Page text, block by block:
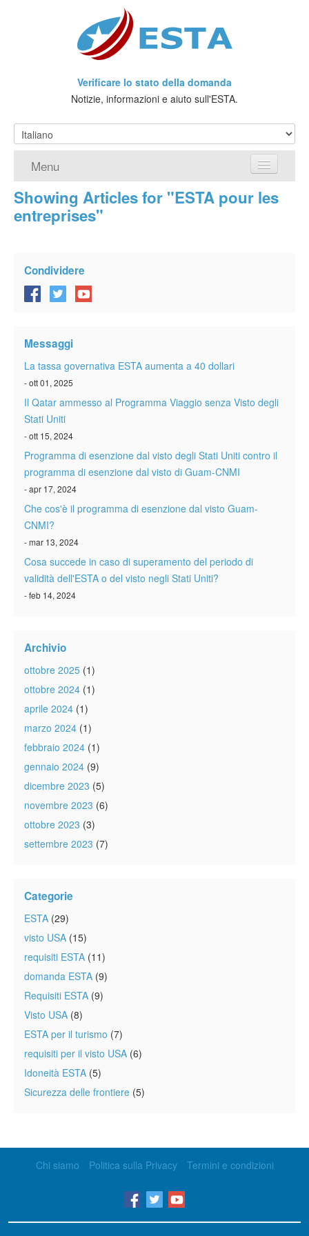
Verificare lo stato della domanda
Notizie, informazioni e aiuto sull'ESTA.
Menu
Home
Richiedere ESTA
Viaggio senza Visto
ESTA info
Contatto
Showing Articles for "ESTA pour les
entreprises"
Condividere
Messaggi
La tassa governativa ESTA aumenta a 40 dollari
- ott 01, 2025
Il Qatar ammesso al Programma Viaggio senza Visto degli
Stati Uniti
- ott 15, 2024
Programma di esenzione dal visto degli Stati Uniti contro il
programma di esenzione dal visto di Guam-CNMI
- apr 17, 2024
Che cos'è il programma di esenzione dal visto Guam-
CNMI?
- mar 13, 2024
Cosa succede in caso di superamento del periodo di
validità dell'ESTA o del visto negli Stati Uniti?
- feb 14, 2024
Archivio
ottobre 2025 (1)
ottobre 2024 (1)
aprile 2024 (1)
marzo 2024 (1)
febbraio 2024 (1)
gennaio 2024 (9)
dicembre 2023 (5)
novembre 2023 (6)
ottobre 2023 (3)
settembre 2023 (7)
Categorie
ESTA (29)
visto USA (15)
requisiti ESTA (11)
domanda ESTA (9)
Requisiti ESTA (9)
Visto USA (8)
ESTA per il turismo (7)
requisiti per il visto USA (6)
Idoneità ESTA (5)
Sicurezza delle frontiere (5)
Chi siamo Politica sulla Privacy Termini e condizioni